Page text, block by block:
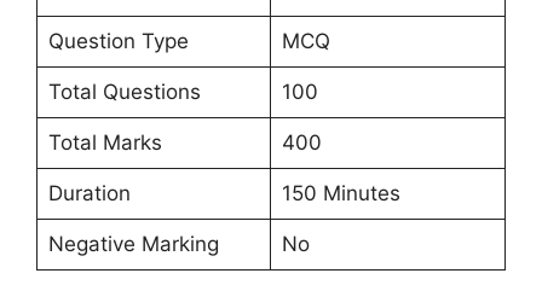
Question Type MCQ
Total Questions 100
Total Marks 400
Duration 150 Minutes
Negative Marking No